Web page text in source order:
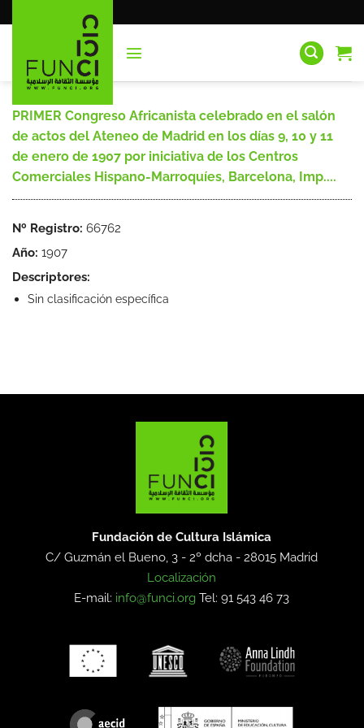
al
PRIMER Congreso Africanista celebrado en el salón
de actos del Ateneo de Madrid en los días 9, 10 y 11
de enero de 1907 por iniciativa de los Centros
Comerciales Hispano-Marroquíes, Barcelona, Imp....
Nº Registro: 66762
Año: 1907
Descriptores:
Sin clasificación específica
Fundación de Cultura Islámica
C/ Guzmán el Bueno, 3 - 2º dcha -28015 Madrid
Localización
E-mail: info@funci.org Tel: 91 543 46 73